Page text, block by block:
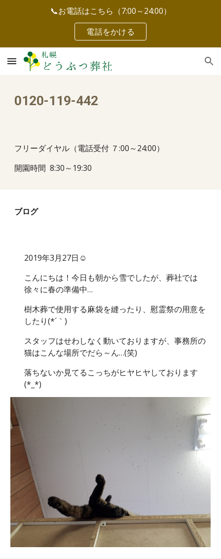
Skip to main content Skip to navigation
📞お電話はこちら（7:00～24:00）
電話をかける
0120-119-442
フリーダイヤル（電話受付 ７:00～24:00）
開園時間 8:30～19:30
ブログ
2019年3月27日☺
こんにちは！今日も朝から雪でしたが、葬社では
徐々に春の準備中…
樹木葬で使用する麻袋を縫ったり、慰霊祭の用意を
したり(*´｀)
スタッフはせわしなく動いておりますが、事務所の
猫はこんな場所でだら～ん…(笑)
落ちないか見てるこっちがヒヤヒヤしております
(*_*)